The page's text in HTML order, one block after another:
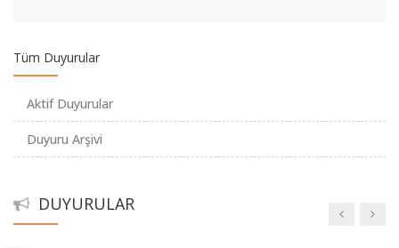
Tüm Duyurular
Aktif Duyurular
Duyuru Arşivi
DUYURULAR
Anabilim Dalı Başkanımız Doç. Dr. Gürkan Sert ve Anabilim
Dalı Eski Başkanımız Prof. Dr. Şefik Görkey tarafından kaleme
alınan, Wolters Kluwer yayın evi bünyesinde basılan "Medical
Law in Turkey" isimli kitabın 4. baskısı yayınlandı
MAKALE - Öğr. Gör. Dr. Orhan Önder - Objectivity in the